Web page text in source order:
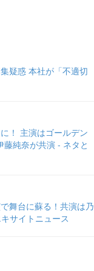
疑惑 本社が「不適切
！ 主演はゴールデン
純奈が共演 - ネタと
舞台に蘇る！共演は乃
サイトニュース